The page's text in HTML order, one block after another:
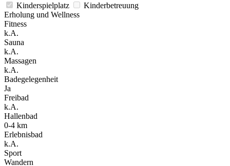
Kinderspielplatz
Kinderbetreuung
Erholung und Wellness
Fitness
k.A.
Sauna
k.A.
Massagen
k.A.
Badegelegenheit
Ja
Freibad
k.A.
Hallenbad
0-4 km
Erlebnisbad
k.A.
Sport
Wandern